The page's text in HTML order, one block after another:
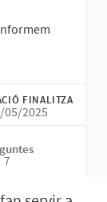
FINALITZA
05/2025
7